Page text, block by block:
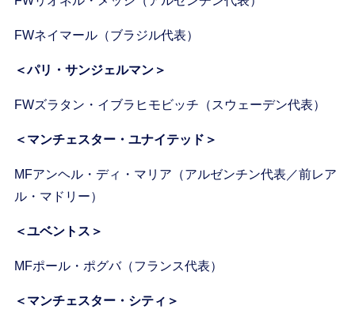
FWネイマール（ブラジル代表）
＜パリ・サンジェルマン＞
FWズラタン・イブラヒモビッチ（スウェーデン代表）
＜マンチェスター・ユナイテッド＞
MFアンヘル・ディ・マリア（アルゼンチン代表／前レア
ル・マドリー）
＜ユベントス＞
MFポール・ポグバ（フランス代表）
＜マンチェスター・シティ＞